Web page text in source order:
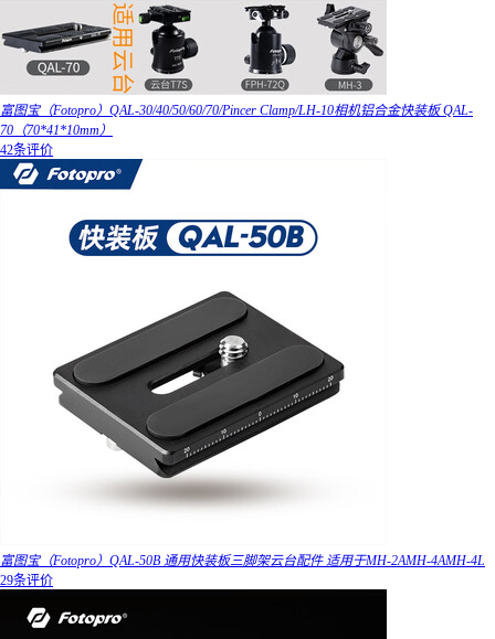
富图宝（Fotopro）QAL-30/40/50/60/70/Pincer Clamp/LH-10相机铝合金快装板 QAL-
70（70*41*10mm）
42条评价
富图宝（Fotopro）QAL-50B 通用快装板三脚架云台配件 适用于MH-2AMH-4AMH-4L
29条评价